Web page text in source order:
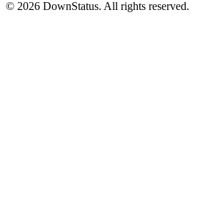
© 2026 DownStatus. All rights reserved.